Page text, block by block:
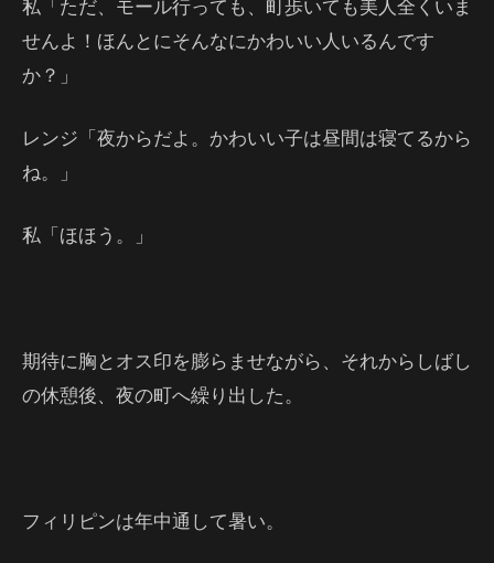
私「ただ、モール行っても、町歩いても美人全くいま
せんよ！ほんとにそんなにかわいい人いるんです
か？」
レンジ「夜からだよ。かわいい子は昼間は寝てるから
ね。」
私「ほほう。」
期待に胸とオス印を膨らませながら、それからしばし
の休憩後、夜の町へ繰り出した。
フィリピンは年中通して暑い。